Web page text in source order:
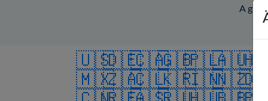
A
🇺🇸🇩🇪🇨🇦🇬🇧🇵🇱🇦🇺
🇲🇽🇿🇦🇨🇱🇰🇷🇮🇳🇳🇿